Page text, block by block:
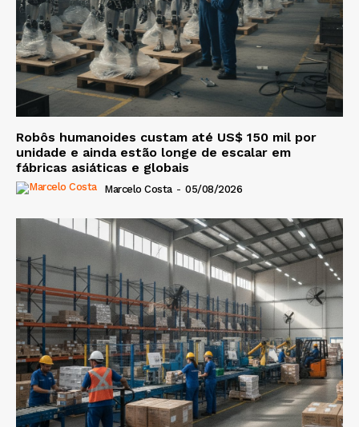
Robôs humanoides custam até US$ 150 mil por
unidade e ainda estão longe de escalar em
fábricas asiáticas e globais
Marcelo Costa - 05/08/2026